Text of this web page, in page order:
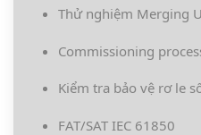
Thử nghiệm Merging
Commissioning
Kiểm tra bảo vệ rơ le
FAT/SAT IEC 61850